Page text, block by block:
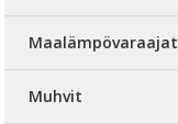
Maalämpövaraajat
Muhvit